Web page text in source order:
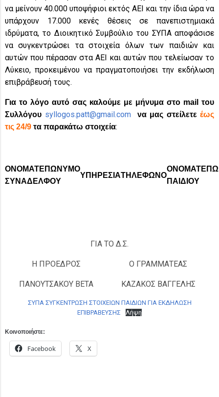
να μείνουν 40.000 υποψήφιοι εκτός ΑΕΙ και την ίδια ώρα να
υπάρχουν 17.000 κενές θέσεις σε πανεπιστημιακά
ιδρύματα, το Διοικητικό Συμβούλιο του ΣΥΠΑ αποφάσισε
να συγκεντρώσει τα στοιχεία όλων των παιδιών και
αυτών που πέρασαν στα ΑΕΙ και αυτών που τελείωσαν το
Λύκειο, προκειμένου να πραγματοποιήσει την εκδήλωση
επιβράβευσή τους.
Για το λόγο αυτό σας καλούμε με μήνυμα στο mail του
Συλλόγου syllogos.patt@gmail.com να μας στείλετε έως
τις 24/9 τα παρακάτω στοιχεία:
ΟΝΟΜΑΤΕΠΩΝΥΜΟ
ΣΥΝΑΔΕΛΦΟΥ
ΥΠΗΡΕΣΙΑΤΗΛΕΦΩΝΟ
ΠΑΙΔΙΟΥ
ΓΙΑ ΤΟ Δ.Σ.
Η ΠΡΟΕΔΡΟΣ
ΠΑΝΟΥΤΣΑΚΟΥ ΒΕΤΑ
Ο ΓΡΑΜΜΑΤΕΑΣ
ΚΑΖΑΚΟΣ ΒΑΓΓΕΛΗΣ
ΣΥΠΑ ΣΥΓΚΕΝΤΡΩΣΗ ΣΤΟΙΧΕΙΩΝ ΠΑΙΔΙΩΝ ΓΙΑ ΕΚΔΗΛΩΣΗ
ΕΠΙΒΡΑΒΕΥΣΗΣ
Λήψη
Κοινοποιήστε:
Facebook X